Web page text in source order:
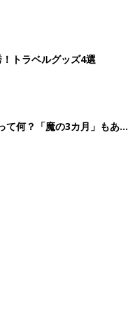
トラベルグッズ4選
何？「魔の3カ月」もある